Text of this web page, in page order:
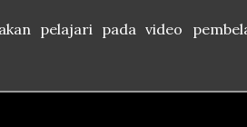
pelajari pada video